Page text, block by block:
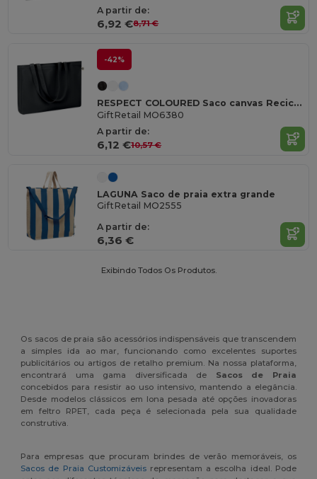
A partir de:
6,92 €8,71 €
-42%
RESPECT COLOURED Saco canvas Reciclado280gr/m²
GiftRetail MO6380
A partir de:
6,12 €10,57 €
LAGUNA Saco de praia extra grande
GiftRetail MO2555
A partir de:
6,36 €
Exibindo Todos Os Produtos.
Os sacos de praia são acessórios indispensáveis que transcendem
a simples ida ao mar, funcionando como excelentes suportes
publicitários ou artigos de retalho premium. Na nossa plataforma,
encontrará uma gama diversificada de Sacos de Praia
concebidos para resistir ao uso intensivo, mantendo a elegância.
Desde modelos clássicos em lona pesada até opções inovadoras
em feltro RPET, cada peça é selecionada pela sua qualidade
construtiva.
Para empresas que procuram brindes de verão memoráveis, os
Sacos de Praia Customizáveisrepresentam a escolha ideal. Pode